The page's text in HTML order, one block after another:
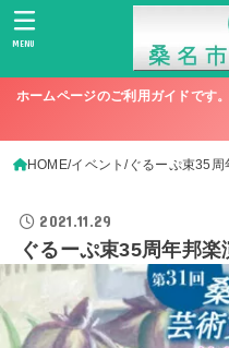
MENU
ホームページのご利用ガイドです
HOME イベント ぐるーぷ束35周
2021.11.29
ぐるーぷ束35周年邦楽